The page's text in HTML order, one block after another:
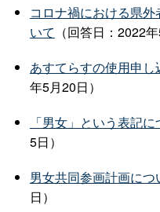
コロナ禍における県
いて （回答日：2022
あすてらすの使用申し
年5月20日）
「男女」という表記に
5日）
男女共同参画計画につ
日）